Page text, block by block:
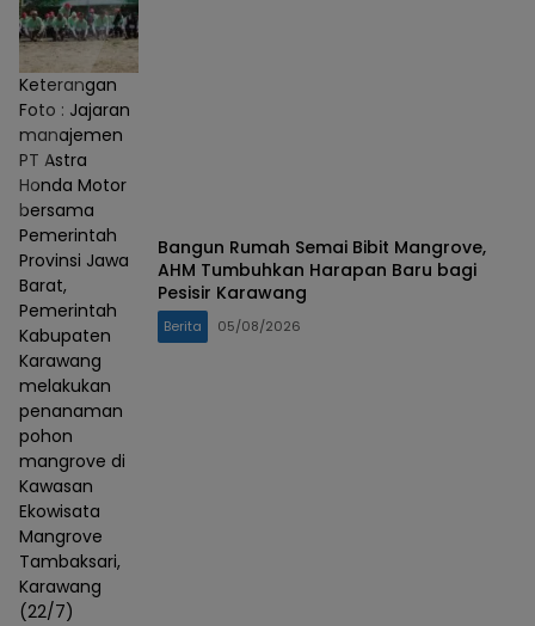
Keterangan
Foto : Jajaran
manajemen
PT Astra
Honda Motor
bersama
Pemerintah
Provinsi Jawa
Barat,
Pemerintah
Kabupaten
Karawang
melakukan
penanaman
pohon
mangrove di
Kawasan
Ekowisata
Mangrove
Tambaksari,
Karawang
(22/7)
Bangun Rumah Semai Bibit Mangrove,
AHM Tumbuhkan Harapan Baru bagi
Pesisir Karawang
Berita 05/08/2026